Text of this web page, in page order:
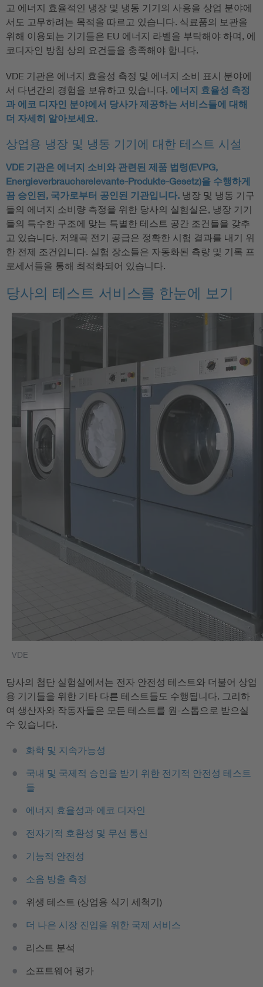
고 에너지 효율적인 냉장 및 냉동 기기의 사용을 상업 분야에
서도 고무하려는 목적을 따르고 있습니다. 식료품의 보관을
위해 이용되는 기기들은 EU 에너지 라벨을 부탁해야 하며, 에
코디자인 방침 상의 요건들을 충족해야 합니다.
VDE 기관은 에너지 효율성 측정 및 에너지 소비 표시 분야에
서 다년간의 경험을 보유하고 있습니다. 에너지 효율성 측정
과 에코 디자인 분야에서 당사가 제공하는 서비스들에 대해
더 자세히 알아보세요.
상업용 냉장 및 냉동 기기에 대한 테스트 시설
VDE 기관은 에너지 소비와 관련된 제품 법령(EVPG,
Energieverbrauchsrelevante-Produkte-Gesetz)을 수행하게
끔 승인된, 국가로부터 공인된 기관입니다. 냉장 및 냉동 기구
들의 에너지 소비량 측정을 위한 당사의 실험실은, 냉장 기기
들의 특수한 구조에 맞는 특별한 테스트 공간 조건들을 갖추
고 있습니다. 저왜곡 전기 공급은 정확한 시험 결과를 내기 위
한 전제 조건입니다. 실험 장소들은 자동화된 측량 및 기록 프
로세서들을 통해 최적화되어 있습니다.
당사의 테스트 서비스를 한눈에 보기
VDE
당사의 첨단 실험실에서는 전자 안전성 테스트와 더불어 상업
용 기기들을 위한 기타 다른 테스트들도 수행됩니다. 그리하
여 생산자와 작동자들은 모든 테스트를 원-스톱으로 받으실
수 있습니다.
화학 및 지속가능성
국내 및 국제적 승인을 받기 위한 전기적 안전성 테스트
들
에너지 효율성과 에코 디자인
전자기적 호환성 및 무선 통신
기능적 안전성
소음 방출 측정
위생 테스트 (상업용 식기 세척기)
더 나은 시장 진입을 위한 국제 서비스
리스트 분석
소프트웨어 평가